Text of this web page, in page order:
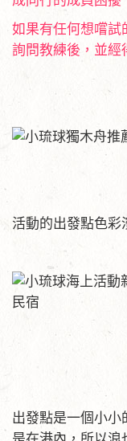
如果有任何想嚐試
詢問教練後，並經
活動的出發點色彩
出發點是一個小小